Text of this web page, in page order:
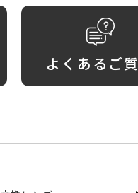
よくあるご